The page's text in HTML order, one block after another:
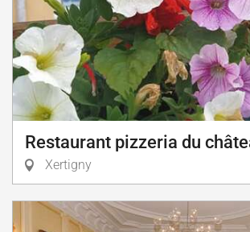
Restaurant pizzeria du
Xertigny